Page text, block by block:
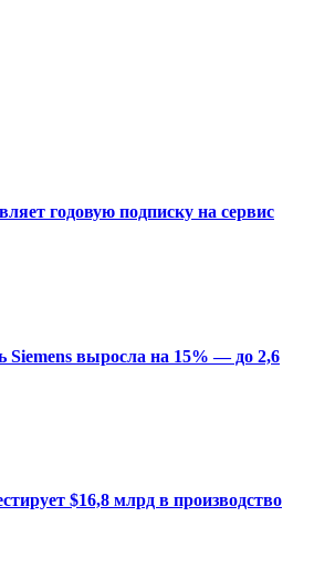
годовую подписку на сервис
Siemens выросла на 15% — до 2,6
$16,8 млрд в производство